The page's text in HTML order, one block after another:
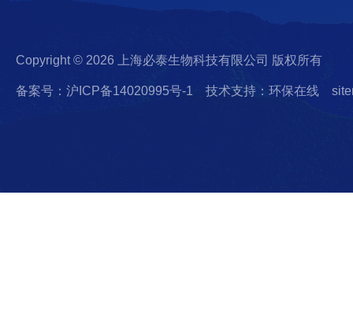
Copyright © 2026 上海必泰生物科技有限公司 版权所有
备案号：沪ICP备14020995号-1 技术支持：环保在线